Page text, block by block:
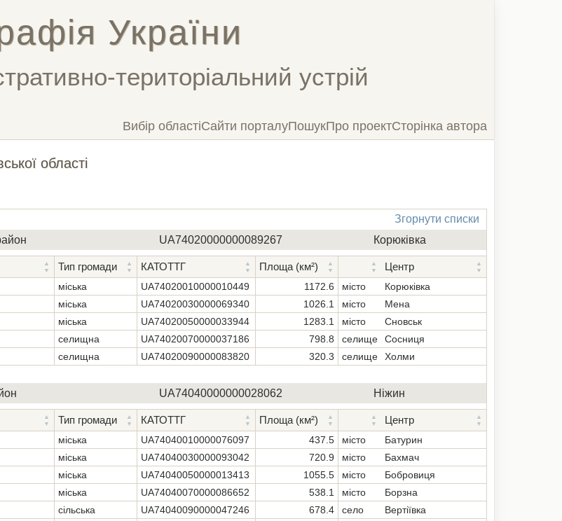
України
територіальний устрій
Вибір областіСайти порталуПошукПро проектСторінка автора
області
Згорнути списки
UA74020000000089267 Корюківка
Тип громади КАТОТТГ Площа (км²) Центр
міська UA74020010000010449 1172.6 місто
Корюківка
міська UA74020030000069340 1026.1 місто
Мена
міська UA74020050000033944 1283.1 місто
Сновськ
селищна UA74020070000037186 798.8 селище
Сосниця
селищна UA74020090000083820 320.3 селище Холми
UA74040000000028062 Ніжин
Тип громади КАТОТТГ Площа (км²) Центр
міська UA74040010000076097 437.5 місто
Батурин
міська UA74040030000093042 720.9 місто
Бахмач
міська UA74040050000013413 1055.5 місто
Бобровиця
міська UA74040070000086652 538.1 місто
Борзна
сільська UA74040090000047246 678.4 село
Вертіївка
Згорнути список
Завантаження...